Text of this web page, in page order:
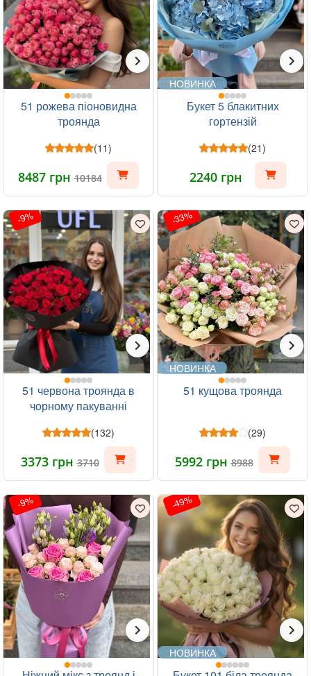
51 рожева піоновидна
троянда
(11)
8487 грн10184
НОВИНКА
Букет 5 блакитних
гортензій
(21)
2240 грн
-9%
51 червона троянда в
чорному пакуванні
(132)
3373 грн3710
-33%
НОВИНКА
51 кущова троянда
(29)
5992 грн8988
-9% -49%
НОВИНКА